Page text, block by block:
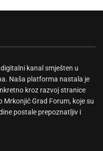
kanal smješten u
Naša platforma nastala je
kroz razvoj stranice
Grad Forum, koje su
postale prepoznatljiv i